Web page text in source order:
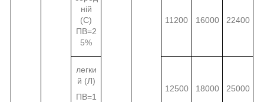
ній
(С)
ПВ=2
5%
11200 16000 22400
легки
й (Л)
ПВ=1
12500 18000 25000